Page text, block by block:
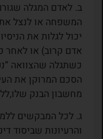
ב. לאדם המגלה
המשפחה או לנצל את
יכול לגלות את
אדם קרוב) או לאחר
כשתגלה שהצוואה
הסכם המרוקן את
מחשבון הבנק
ג. לכל המבקשים
והרעיונות שביסוד